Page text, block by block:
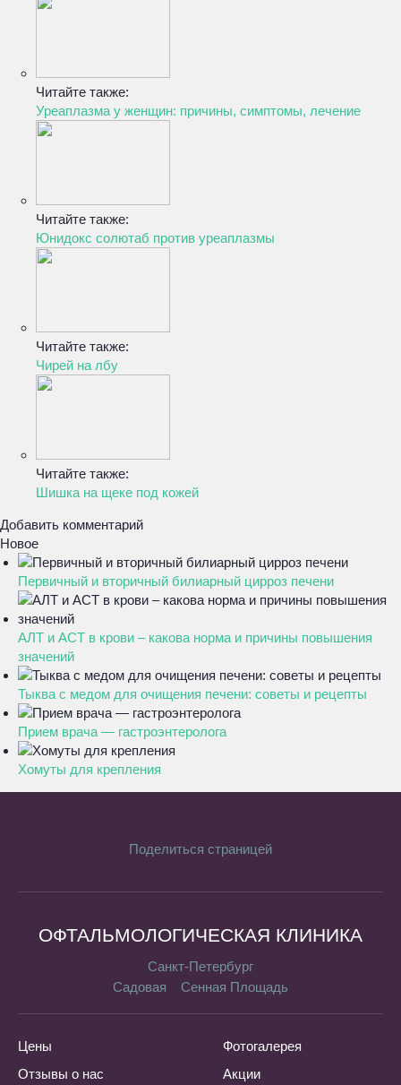
Читайте также:
Уреаплазма у женщин: причины, симптомы, лечение
Читайте также:
Юнидокс солютаб против уреаплазмы
Читайте также:
Чирей на лбу
Читайте также:
Шишка на щеке под кожей
Добавить комментарий
Новое
Первичный и вторичный билиарный цирроз печени
АЛТ и АСТ в крови – какова норма и причины повышения
значений
Тыква с медом для очищения печени: советы и рецепты
Прием врача — гастроэнтеролога
Хомуты для крепления
Поделиться страницей
ОФТАЛЬМОЛОГИЧЕСКАЯ КЛИНИКА
Санкт-Петербург
Садовая
Сенная Площадь
Цены
Отзывы о нас
Фотогалерея
Акции